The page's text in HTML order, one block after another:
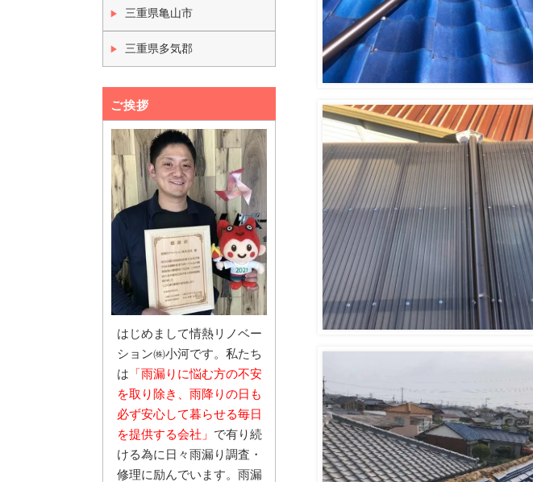
三重県亀山市
三重県多気郡
ご挨拶
はじめまして情熱リノベー
ション㈱小河です。私たち
は 「雨漏りに悩む方の不安
を取り除き、雨降りの日も
必ず安心して暮らせる毎日
を提供する会社」 で有り続
ける為に日々雨漏り調査・
修理に励んでいます。雨漏